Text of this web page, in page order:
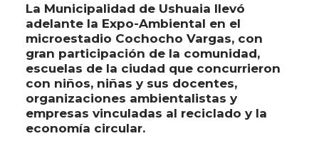
La Municipalidad de Ushuaia llevó
adelante la Expo-Ambiental en el
microestadio Cochocho Vargas, con
gran participación de la comunidad,
escuelas de la ciudad que concurrieron
con niños, niñas y sus docentes,
organizaciones ambientalistas y
empresas vinculadas al reciclado y la
economía circular.